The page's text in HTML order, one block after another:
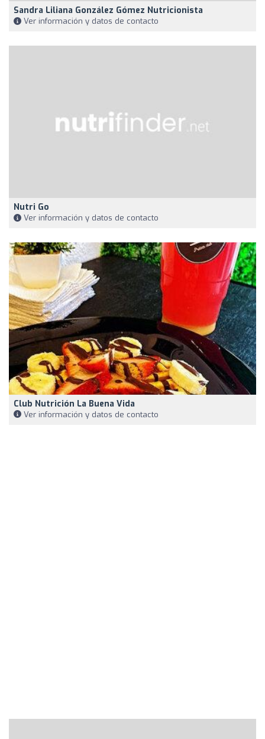
Sandra Liliana González Gómez Nutricionista
Ver información y datos de contacto
Nutri Go
Ver información y datos de contacto
Club Nutrición La Buena Vida
Ver información y datos de contacto